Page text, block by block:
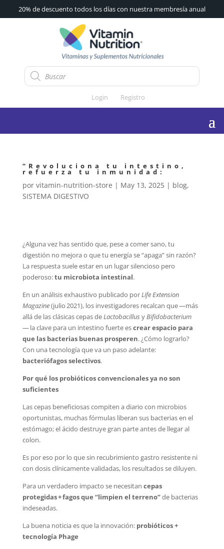
20% de descuento todos los días con nuestra membresía anual
Búsqueda
de
productos
Login
Registro
“Revoluciona tu intestino,
refuerza tu inmunidad:
por vitamin-nutrition-store | May 13, 2025| blog,
SISTEMA DIGESTIVO
¿Alguna vez has sentido que, pese a comer sano, tu
digestión no mejora o que tu energía se “apaga” sin razón?
La respuesta suele estar en un lugar silencioso pero
poderoso:tu microbiota intestinal.
En un análisis exhaustivo publicado porLife Extension
Magazine(julio 2021), los investigadores recalcan que —más
allá de las clásicas cepas deLactobacillus yBifidobacterium
— la clave para un intestino fuerte escrear espacio para
que las bacterias buenas prosperen. ¿Cómo lograrlo?
Con una tecnología que va un paso adelante:
bacteriófagos selectivos.
Por qué los probióticos convencionales ya no son
suficientes
Las cepas beneficiosas compiten a diario con microbios
oportunistas, muchas fórmulas liberan sus bacterias en el
estómago; el ácido destruye gran parte antes de llegar al
colon.
Es por eso por lo que sin recubrimiento gastro resistente ni
con dosis clínicamente validadas, los resultados se diluyen.
Para un verdadero impacto se necesitan cepas
protegidas + fagos que “limpien el terreno”de bacterias
indeseadas.
La buena noticia es que la innovación:probióticos +
tecnología Phage